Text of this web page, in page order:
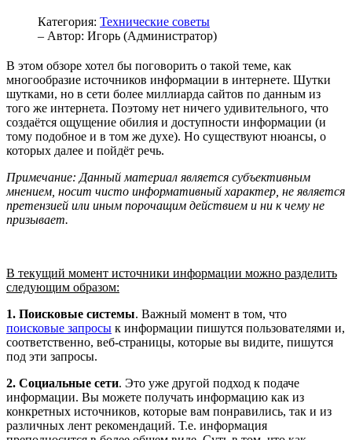
Категория: Технические советы
– Автор: Игорь (Администратор)
В этом обзоре хотел бы поговорить о такой теме, как
многообразие источников информации в интернете. Шутки
шутками, но в сети более миллиарда сайтов по данным из
того же интернета. Поэтому нет ничего удивительного, что
создаётся ощущение обилия и доступности информации (и
тому подобное и в том же духе). Но существуют нюансы, о
которых далее и пойдёт речь.
Примечание: Данный материал является субъективным
мнением, носит чисто информативный характер, не является
претензией или иным порочащим действием и ни к чему не
призывает.
В текущий момент источники информации можно разделить
следующим образом:
1. Поисковые системы. Важный момент в том, что
поисковые запросы к информации пишутся пользователями и,
соответственно, веб-страницы, которые вы видите, пишутся
под эти запросы.
2. Социальные сети. Это уже другой подход к подаче
информации. Вы можете получать информацию как из
конкретных источников, которые вам понравились, так и из
различных лент рекомендаций. Т.е. информация